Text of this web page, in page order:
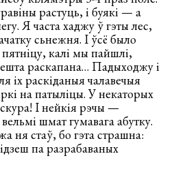
растуць, і буякі — а
Я часта хаджу ў гэты лес,
сьнежня. І ўсё было
калі мы пайшлі,
раскапана… Падыходжу і
раскіданыя чалавечыя
на патыліцы. У некаторых
скура! І нейкія рэчы —
шмат гумавага абутку.
ня стаў, бо гэта страшна:
па разрабаваных